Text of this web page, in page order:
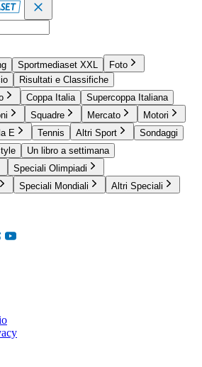
Sportmediaset XXL
Foto
Risultati e Classifiche
Coppa Italia
Supercoppa Italiana
Squadre Mercato
Motori
E Tennis Altri Sport
Sondaggi
Un libro a settimana
Speciali Olimpiadi
Speciali Mondiali Altri Speciali